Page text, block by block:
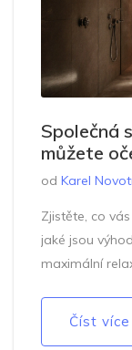
Společná
můžete
od Karel
Zjistěte, co
jaké jsou
maximální
Číst více